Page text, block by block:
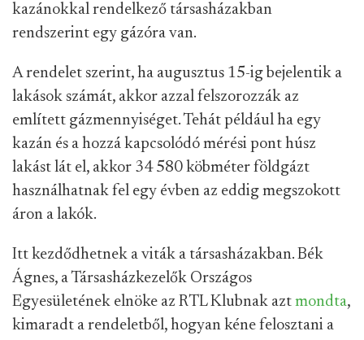
kazánokkal rendelkező társasházakban
rendszerint egy gázóra van.
A rendelet szerint, ha augusztus 15-ig bejelentik a
lakások számát, akkor azzal felszorozzák az
említett gázmennyiséget. Tehát például ha egy
kazán és a hozzá kapcsolódó mérési pont húsz
lakást lát el, akkor 34 580 köbméter földgázt
használhatnak fel egy évben az eddig megszokott
áron a lakók.
Itt kezdődhetnek a viták a társasházakban. Bék
Ágnes, a Társasházkezelők Országos
Egyesületének elnöke az RTL Klubnak azt mondta,
kimaradt a rendeletből, hogyan kéne felosztani a